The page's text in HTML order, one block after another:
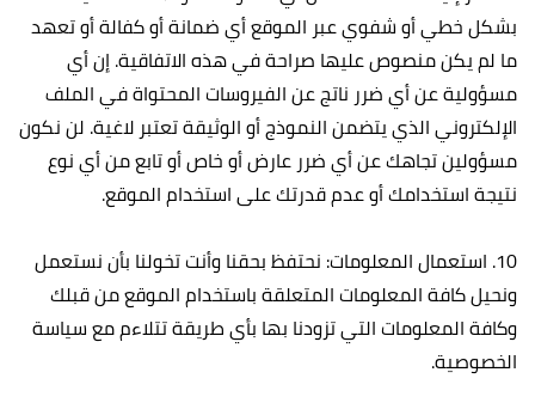
بشكل خطي أو شفوي عبر الموقع أي ضمانة أو كفالة أو تعهد
ما لم يكن منصوص عليها صراحة في هذه الاتفاقية. إن أي
مسؤولية عن أي ضرر ناتج عن الفيروسات المحتواة في الملف
الإلكتروني الذي يتضمن النموذج أو الوثيقة تعتبر لاغية. لن نكون
مسؤولين تجاهك عن أي ضرر عارض أو خاص أو تابع من أي نوع
نتيجة استخدامك أو عدم قدرتك على استخدام الموقع.
10. استعمال المعلومات: نحتفظ بحقنا وأنت تخولنا بأن نستعمل
ونحيل كافة المعلومات المتعلقة باستخدام الموقع من قبلك
وكافة المعلومات التي تزودنا بها بأي طريقة تتلاءم مع سياسة
الخصوصية.